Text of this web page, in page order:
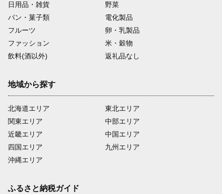
日用品・雑貨
野菜
パン・菓子類
電化製品
フルーツ
卵・乳製品
ファッション
米・穀物
飲料(酒以外)
返礼品なし
地域から探す
北海道エリア
関東エリア
近畿エリア
四国エリア
沖縄エリア
東北エリア
中部エリア
中国エリア
九州エリア
ふるさと納税ガイド